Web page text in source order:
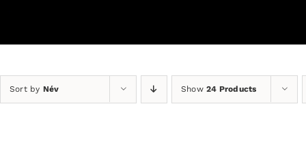
Sort by Név Show24 Products